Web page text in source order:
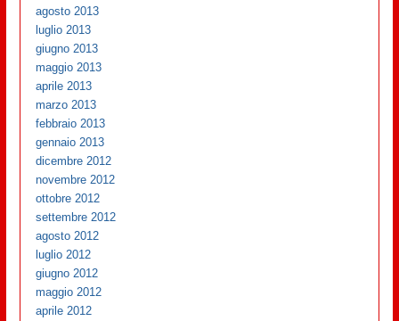
agosto 2013
luglio 2013
giugno 2013
maggio 2013
aprile 2013
marzo 2013
febbraio 2013
gennaio 2013
dicembre 2012
novembre 2012
ottobre 2012
settembre 2012
agosto 2012
luglio 2012
giugno 2012
maggio 2012
aprile 2012